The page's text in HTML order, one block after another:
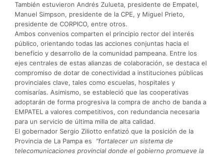
También estuvieron Andrés Zulueta, presidente de Empatel,
Manuel Simpson, presidente de la CPE, y Miguel Prieto,
presidente de CORPICO, entre otros.
Ambos convenios comparten el principio rector del interés
público, orientando todas las acciones conjuntas hacia el
beneficio y desarrollo de la comunidad pampeana. Entre los
ejes centrales de estas alianzas de colaboración, se destaca el
compromiso de dotar de conectividad a instituciones públicas
provinciales clave, tales como escuelas, hospitales y
comisarías. Asimismo, se estableció que las cooperativas
adoptarán de forma progresiva la compra de ancho de banda a
EMPATEL a valores competitivos, con redundancia necesaria
para un servicio de última milla de alta calidad.
El gobernador Sergio Ziliotto enfatizó que la posición de la
Provincia de La Pampa es
“fortalecer un sistema de
telecomunicaciones provincial donde el gobierno promueve la